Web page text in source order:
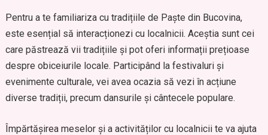
Pentru a te familiariza cu tradițiile de Paște din Bucovina,
este esențial să interacționezi cu localnicii. Aceștia sunt cei
care păstrează vii tradițiile și pot oferi informații prețioase
despre obiceiurile locale. Participând la festivaluri și
evenimente culturale, vei avea ocazia să vezi în acțiune
diverse tradiții, precum dansurile și cântecele populare.
Împărtășirea meselor și a activităților cu localnicii te va ajuta